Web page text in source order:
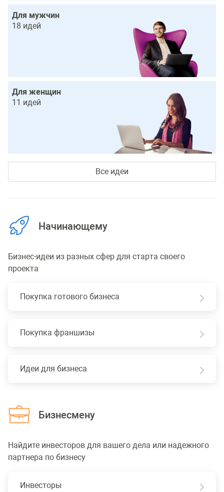
Для мужчин
18 идей
Для женщин
11 идей
Все идеи
Начинающему
Бизнес-идеи из разных сфер для старта своего
проекта
Покупка готового бизнеса
Покупка франшизы
Идеи для бизнеса
Бизнесмену
Найдите инвесторов для вашего дела или надежного
партнера по бизнесу
Инвесторы